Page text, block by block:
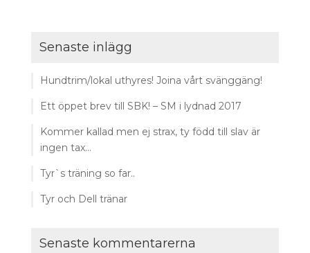
Senaste inlägg
Hundtrim/lokal uthyres! Joina vårt svänggäng!
Ett öppet brev till SBK! – SM i lydnad 2017
Kommer kallad men ej strax, ty född till slav är
ingen tax…
Tyr`s träning so far..
Tyr och Dell tränar
Senaste kommentarerna